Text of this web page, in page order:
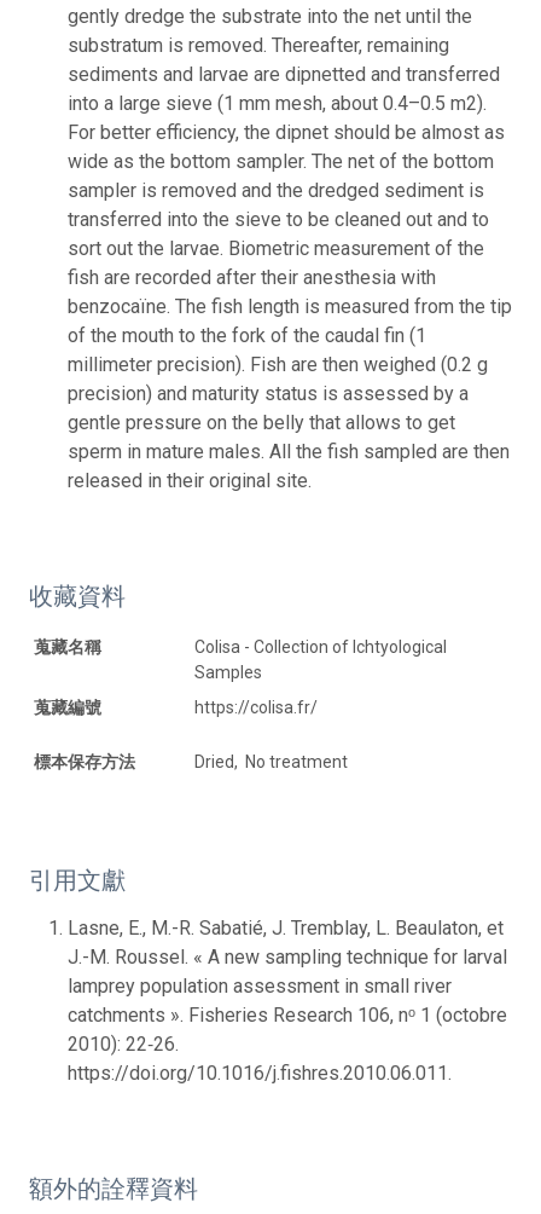
gently dredge the substrate into the net until the
substratum is removed. Thereafter, remaining
sediments and larvae are dipnetted and transferred
into a large sieve (1 mm mesh, about 0.4–0.5 m2).
For better efficiency, the dipnet should be almost as
wide as the bottom sampler. The net of the bottom
sampler is removed and the dredged sediment is
transferred into the sieve to be cleaned out and to
sort out the larvae. Biometric measurement of the
fish are recorded after their anesthesia with
benzocaïne. The fish length is measured from the tip
of the mouth to the fork of the caudal fin (1
millimeter precision). Fish are then weighed (0.2 g
precision) and maturity status is assessed by a
gentle pressure on the belly that allows to get
sperm in mature males. All the fish sampled are then
released in their original site.
收藏資料
蒐藏名稱
Colisa - Collection of Ichtyological
Samples
蒐藏編號
https://colisa.fr/
標本保存方法 Dried, No treatment
引用文獻
Lasne, E., M.-R. Sabatié, J. Tremblay, L. Beaulaton, et
J.-M. Roussel. « A new sampling technique for larval
lamprey population assessment in small river
catchments ». Fisheries Research 106, nᵒ 1 (octobre
2010): 22‑26.
https://doi.org/10.1016/j.fishres.2010.06.011.
額外的詮釋資料